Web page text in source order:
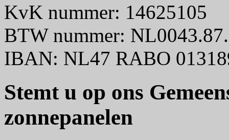
KvK nummer: 14625105
BTW nummer:
IBAN: NL47 RABO
Stemt u op ons
zonnepanelen